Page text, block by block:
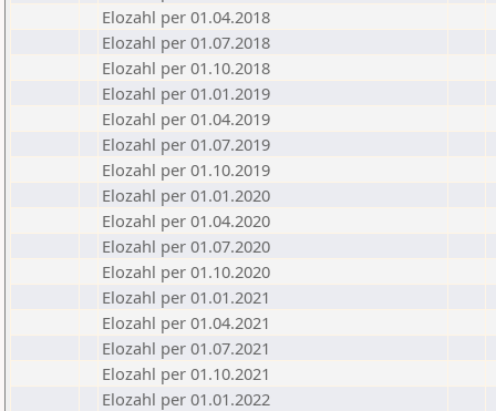
Elozahl per 01.04.2018
Elozahl per 01.07.2018
Elozahl per 01.10.2018
Elozahl per 01.01.2019
Elozahl per 01.04.2019
Elozahl per 01.07.2019
Elozahl per 01.10.2019
Elozahl per 01.01.2020
Elozahl per 01.04.2020
Elozahl per 01.07.2020
Elozahl per 01.10.2020
Elozahl per 01.01.2021
Elozahl per 01.04.2021
Elozahl per 01.07.2021
Elozahl per 01.10.2021
Elozahl per 01.01.2022